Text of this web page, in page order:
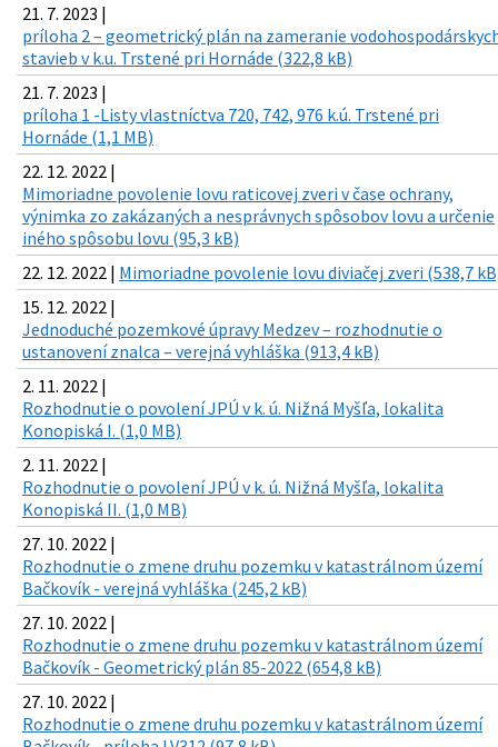
21. 7. 2023 |
príloha 2 – geometrický plán na zameranie
stavieb v k.u. Trstené pri Hornáde (322,8 kB)
21. 7. 2023 |
príloha 1 -Listy vlastníctva 720, 742, 976 k.ú. Trstené pri
Hornáde (1,1 MB)
22. 12. 2022 |
Mimoriadne povolenie lovu raticovej zveri v čase ochrany,
výnimka zo zakázaných a nesprávnych spôsobov lovu a určenie
iného spôsobu lovu (95,3 kB)
22. 12. 2022 | Mimoriadne povolenie lovu diviačej zveri (538,7
15. 12. 2022 |
Jednoduché pozemkové úpravy Medzev – rozhodnutie o
ustanovení znalca – verejná vyhláška (913,4 kB)
2. 11. 2022 |
Rozhodnutie o povolení JPÚ v k. ú. Nižná Myšľa, lokalita
Konopiská I. (1,0 MB)
2. 11. 2022 |
Rozhodnutie o povolení JPÚ v k. ú. Nižná Myšľa, lokalita
Konopiská II. (1,0 MB)
27. 10. 2022 |
Rozhodnutie o zmene druhu pozemku v katastrálnom území
Bačkovík - verejná vyhláška (245,2 kB)
27. 10. 2022 |
Rozhodnutie o zmene druhu pozemku v katastrálnom území
Bačkovík - Geometrický plán 85-2022 (654,8 kB)
27. 10. 2022 |
Rozhodnutie o zmene druhu pozemku v katastrálnom území